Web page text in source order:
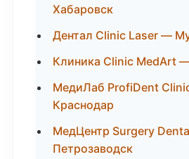
Хабаровск
Дентал Clinic Laser —
Клиника Clinic MedArt
МедиЛаб ProfiDent
Краснодар
МедЦентр Surgery
Петрозаводск